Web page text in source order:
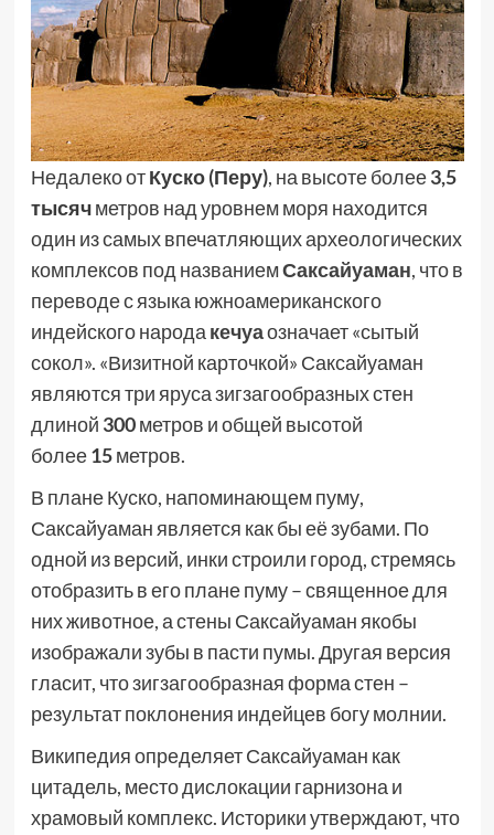
Недалеко отКуско (Перу), на высоте более3,5
тысячметров над уровнем моря находится
один из самых впечатляющих археологических
комплексов под названиемСаксайуаман, что в
переводе с языка южноамериканского
индейского народакечуаозначает «сытый
сокол». «Визитной карточкой» Саксайуаман
являются три яруса зигзагообразных стен
длиной 300метров и общей высотой
более15метров.
В плане Куско, напоминающем пуму,
Саксайуаман является как бы её зубами. По
одной из версий, инки строили город, стремясь
отобразить в его плане пуму – священное для
них животное, а стены Саксайуаман якобы
изображали зубы в пасти пумы. Другая версия
гласит, что зигзагообразная форма стен –
результат поклонения индейцев богу молнии.
Википедия определяет Саксайуаман как
цитадель, место дислокации гарнизона и
храмовый комплекс. Историки утверждают, что